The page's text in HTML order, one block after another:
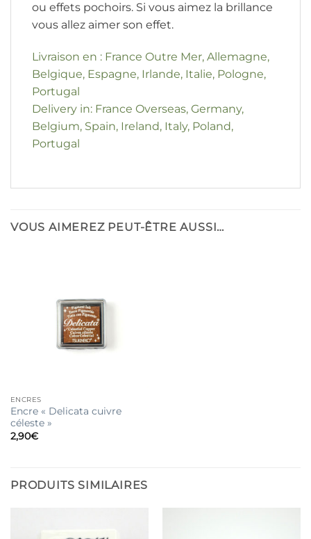
ou effets pochoirs. Si vous aimez la brillance
vous allez aimer son effet.
Livraison en : France Outre Mer, Allemagne,
Belgique, Espagne, Irlande, Italie, Pologne,
Portugal
Delivery in: France Overseas, Germany,
Belgium, Spain, Ireland, Italy, Poland,
Portugal
VOUS AIMEREZ PEUT-ÊTRE AUSSI…
ENCRES
Encre « Delicata cuivre
céleste »
2,90€
PRODUITS SIMILAIRES